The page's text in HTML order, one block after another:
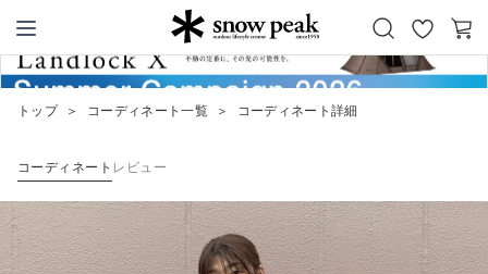
Snow Peak
お
気
カ
ー
トップ ＞ コーディネート一覧 ＞ コーディネート詳細
コーディネート レビュー